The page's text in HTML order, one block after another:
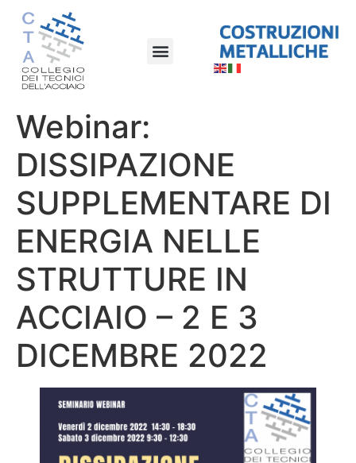
Webinar:
DISSIPAZIONE
SUPPLEMENTARE DI
ENERGIA NELLE
STRUTTURE IN
ACCIAIO – 2 E 3
DICEMBRE 2022